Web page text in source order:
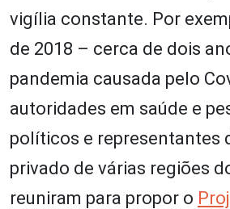
vigília constante. Por
de 2018 – cerca de dois
pandemia causada pelo
autoridades em saúde e
políticos e representantes
privado de várias regiões
reuniram para propor o